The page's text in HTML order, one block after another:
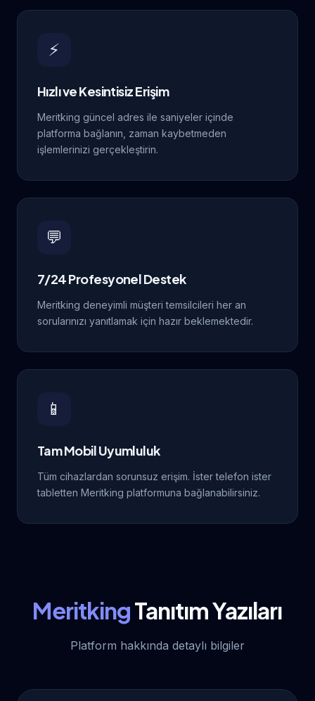
⚡
Hızlı ve Kesintisiz Erişim
Meritking güncel adres ile saniyeler içinde
platforma bağlanın, zaman kaybetmeden
işlemlerinizi gerçekleştirin.
💬
7/24 Profesyonel Destek
Meritking deneyimli müşteri temsilcileri her an
sorularınızı yanıtlamak için hazır beklemektedir.
📱
Tam Mobil Uyumluluk
Tüm cihazlardan sorunsuz erişim. İster telefon ister
tabletten Meritking platformuna bağlanabilirsiniz.
MeritkingTanıtım Yazıları
Platform hakkında detaylı bilgiler